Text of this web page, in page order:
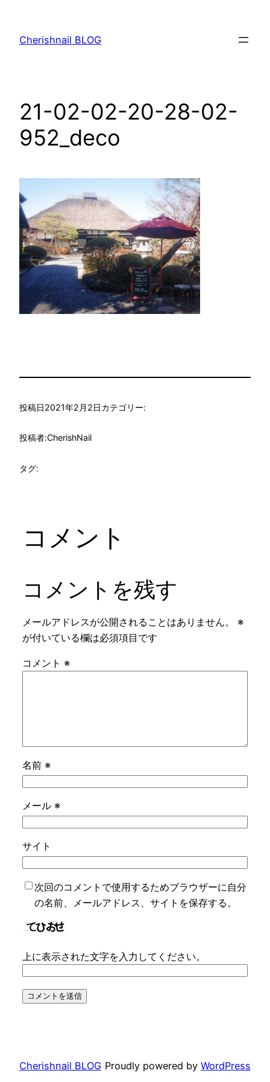
Cherishnail BLOG
21-02-02-20-28-02-
952_deco
投稿日2021年2月2日カテゴリー:
投稿者:CherishNail
タグ:
コメント
コメントを残す
メールアドレスが公開されることはありません。
※
が付いている欄は必須項目です
コメント ※
名前 ※
メール ※
サイト
次回のコメントで使用するためブラウザーに自分
の名前、メールアドレス、サイトを保存する。
上に表示された文字を入力してください。
Cherishnail BLOG Proudly powered by WordPress